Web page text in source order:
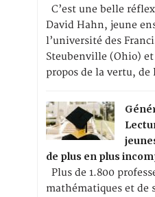
C’est une belle
David Hahn, jeune
l’université des
Steubenville (Ohio)
propos de la vertu, de
de plus en plus
Plus de 1.800
mathématiques et de